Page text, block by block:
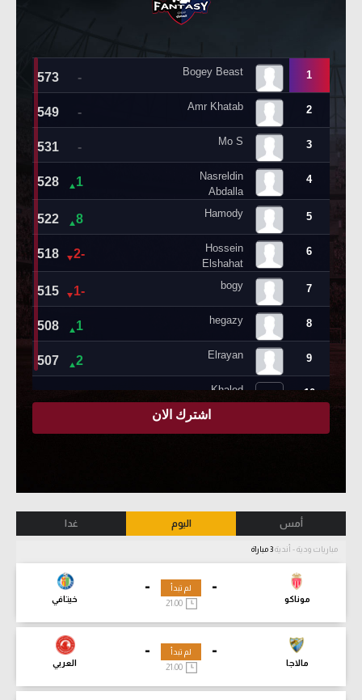
أمس اليوم غدا
مباريات ودية - أندية
-
موناكو
-
خيتافي
لم تبدأ
21:00
-
مالاجا
-
العربي
لم تبدأ
21:00